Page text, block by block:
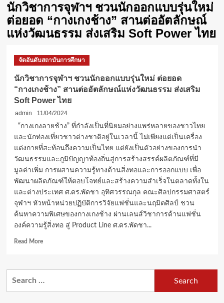
นักวิชาการจุฬาฯ ชวนนักออกแบบรุ่นใหม่
ต่อยอด “กางเกงช้าง” สานต่ออัตลักษณ์
แห่งวัฒนธรรม ส่งเสริม Soft Power ไทย
จัดอันดับสถาบันการศึกษา
นักวิชาการจุฬาฯ ชวนนักออกแบบรุ่นใหม่ ต่อยอด
“กางเกงช้าง” สานต่ออัตลักษณ์แห่งวัฒนธรรม ส่งเสริม
Soft Power ไทย
admin
11/04/2024
“กางเกงลายช้าง” ที่กำลังเป็นที่นิยมอย่างแพร่หลายของชาวไทย
และนักท่องเที่ยวชาวต่างชาติอยู่ในเวลานี้ ไม่เพียงแต่เป็นเครื่อง
แต่งกายที่สะท้อนถึงความเป็นไทย แต่ยังเป็นตัวอย่างของการนำ
วัฒนธรรมและภูมิปัญญาท้องถิ่นสู่การสร้างสรรค์ผลิตภัณฑ์ที่มี
มูลค่าเพิ่ม การผสานความรู้ทางด้านสิ่งทอและการออกแบบ เพื่อ
พัฒนาผลิตภัณฑ์ให้ตอบโจทย์และสร้างความสำเร็จในตลาดทั้งใน
และต่างประเทศ ศ.ดร.พัดชา อุทิศวรรณกุล คณะศิลปกรรมศาสตร์
จุฬาฯ หัวหน้าหน่วยปฏิบัติการวิจัยแฟชั่นและนฤมิตศิลป์ ชวน
ค้นหาความพิเศษของกางเกงช้าง ผ่านเลนส์วิชาการด้านแฟชั่น
องค์ความรู้สิ่งทอ สู่ Product Line ศ.ดร.พัดชา...
Read MoreRead
นัก